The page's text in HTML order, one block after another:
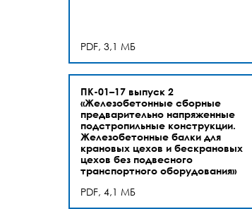
PDF, 3,1 МБ
ПК-01–17 выпуск 2
«Железобетонные сборные
предварительно напряженные
подстропильные конструкции.
Железобетонные балки для
крановых цехов и бескрановых
цехов без подвесного
транспортного оборудования»
PDF, 4,1 МБ